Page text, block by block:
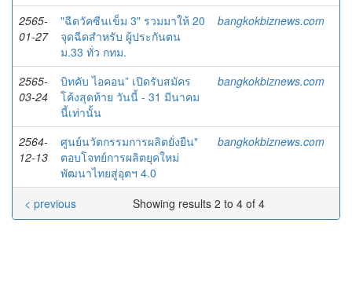
2565-
01-27
"ฉีดวัคซีนเข็ม 3" รวมมาให้ 20
จุดฉีดสำหรับ ผู้ประกันตน
ม.33 ทั่ว กทม.
bangkokbiznews.com
2565-
03-24
บิทคับ ไอคอน” เปิดรับสมัคร
โค้งสุดท้าย วันนี้ - 31 มีนาคม
นี้เท่านั้น
bangkokbiznews.com
2564-
12-13
ศูนย์นวัตกรรมการผลิตยั่งยืน"
ตอบโจทย์การผลิตยุคใหม่
พัฒนาไทยสู่อุตฯ 4.0
bangkokbiznews.com
Showing results 2 to 4 of 4
< previous